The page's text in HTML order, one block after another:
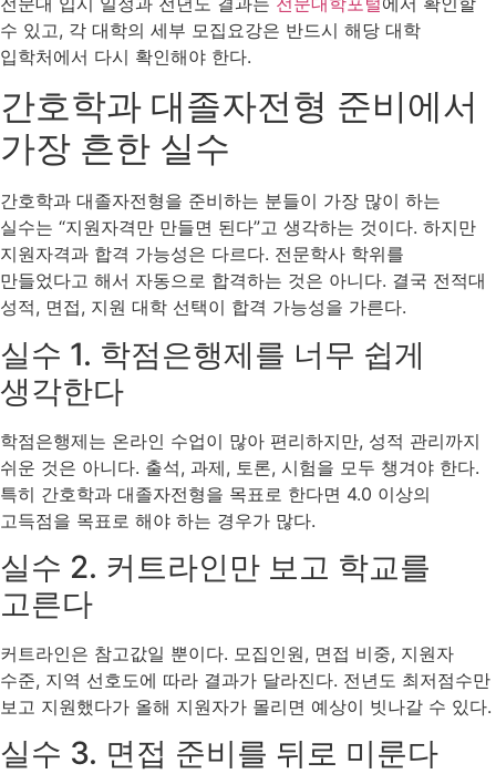
수 있고, 각 대학의 세부 모집요강은 반드시 해당 대학
입학처에서 다시 확인해야 한다.
간호학과 대졸자전형 준비에서
가장 흔한 실수
간호학과 대졸자전형을 준비하는 분들이 가장 많이 하는
실수는 “지원자격만 만들면 된다”고 생각하는 것이다. 하지만
지원자격과 합격 가능성은 다르다. 전문학사 학위를
만들었다고 해서 자동으로 합격하는 것은 아니다. 결국 전적대
성적, 면접, 지원 대학 선택이 합격 가능성을 가른다.
실수 1. 학점은행제를 너무 쉽게
생각한다
학점은행제는 온라인 수업이 많아 편리하지만, 성적 관리까지
쉬운 것은 아니다. 출석, 과제, 토론, 시험을 모두 챙겨야 한다.
특히 간호학과 대졸자전형을 목표로 한다면 4.0 이상의
고득점을 목표로 해야 하는 경우가 많다.
실수 2. 커트라인만 보고 학교를
고른다
커트라인은 참고값일 뿐이다. 모집인원, 면접 비중, 지원자
수준, 지역 선호도에 따라 결과가 달라진다. 전년도 최저점수만
보고 지원했다가 올해 지원자가 몰리면 예상이 빗나갈 수 있다.
실수 3. 면접 준비를 뒤로 미룬다